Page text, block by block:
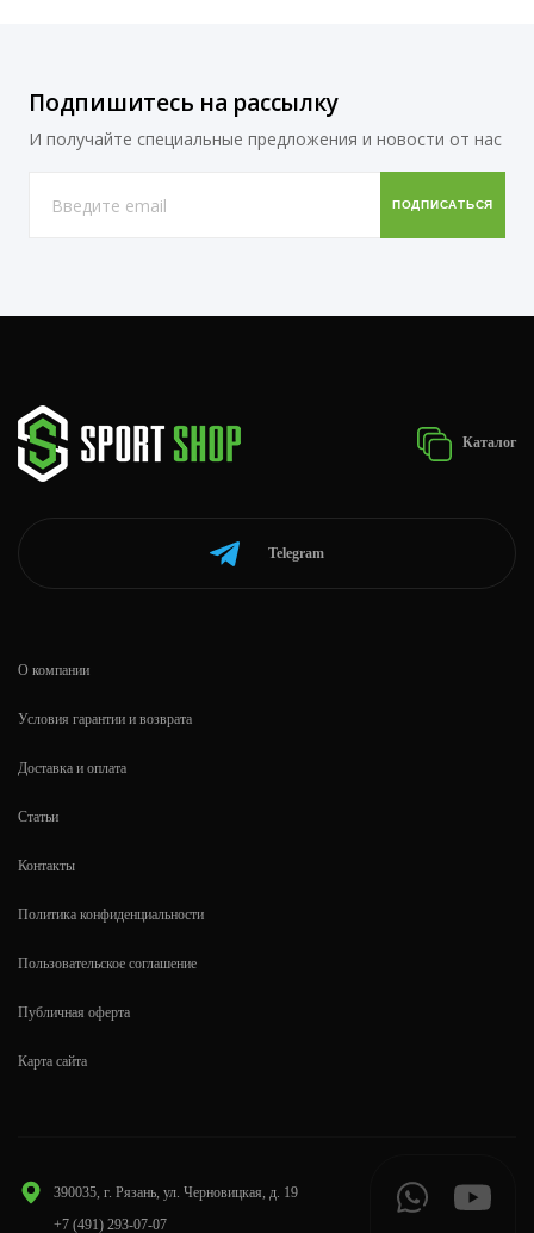
Подпишитесь на рассылку
И получайте специальные предложения и новости от нас
Каталог
Telegram
390035, г. Рязань, ул. Черновицкая, д. 19
+7 (491) 293-07-07
О компании
Условия гарантии и возврата
Доставка и оплата
Статьи
Контакты
Политика конфиденциальности
Пользовательское соглашение
Публичная оферта
Карта сайта